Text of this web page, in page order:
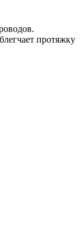
протяжку